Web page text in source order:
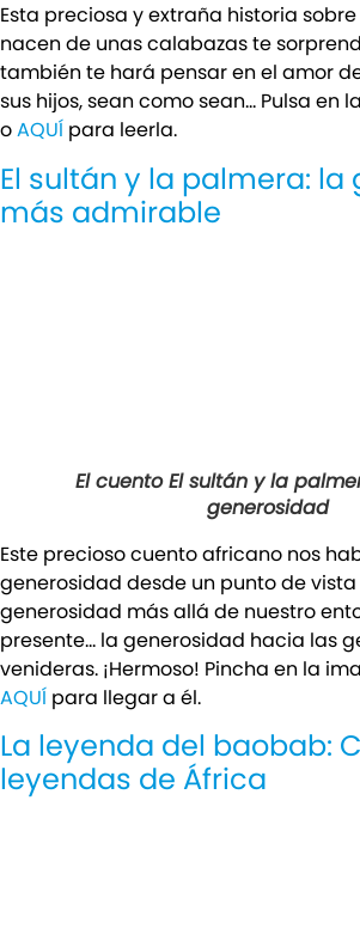
Esta preciosa y extraña historia
nacen de unas calabazas te
también te hará pensar en el amor
sus hijos, sean como sean… Pulsa en
oAQUÍ para leerla.
El sultán y la palmera: la
más admirable
El cuento El sultán y la
generosidad
Este precioso cuento africano nos
generosidad desde un punto de
generosidad más allá de nuestro
presente… la generosidad hacia las
venideras. ¡Hermoso! Pincha en la
AQUÍ para llegar a él.
La leyenda del baobab:
leyendas de África